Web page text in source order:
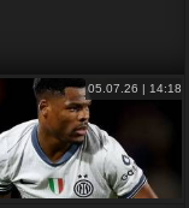
05.07.26 | 14:18